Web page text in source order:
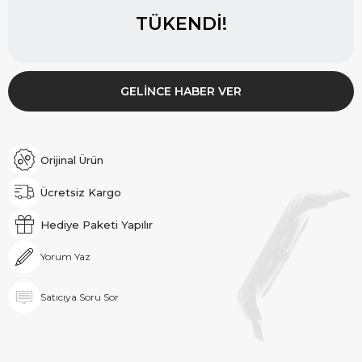
TÜKENDI!
GELINCE HABER VER
Orijinal Ürün
Ücretsiz Kargo
Hediye Paketi Yapılır
Yorum Yaz
Satıcıya Soru Sor